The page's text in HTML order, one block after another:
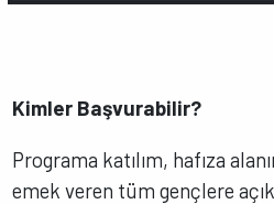
Kimler Başvurabilir?
Programa katılım, hafıza
emek veren tüm gençlere